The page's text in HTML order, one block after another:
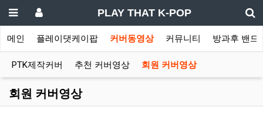
PLAY THAT K-POP
메인 플레이댓케이팝 커버동영상 커뮤니티 방과후 밴드
PTK제작커버 추천 커버영상 회원 커버영상
회원 커버영상